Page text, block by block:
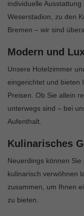
individuelle
Weserstadion, zu den
Bremen – wir sind
Modern und
Unsere Hotelzimmer
eingerichtet und bieten
Preisen. Ob Sie allein
unterwegs sind – bei
Aufenthalt.
Kulinarisches
Neuerdings können
kulinarisch verwöhnen
zusammen, um Ihnen
zu bieten.